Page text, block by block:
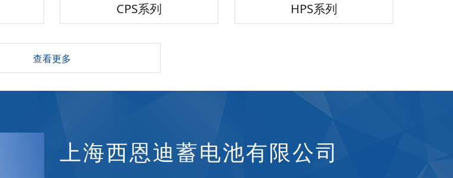
CPS系列 HPS系列
查看更多
上海西恩迪蓄电池有限公司